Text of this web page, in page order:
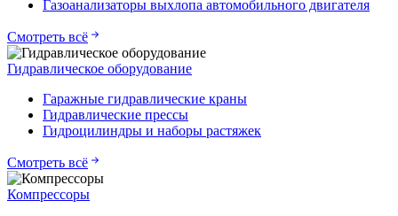
Газоанализаторы выхлопа автомобильного двигателя
Смотреть всё
Гидравлическое оборудование
Гаражные гидравлические краны
Гидравлические прессы
Гидроцилиндры и наборы растяжек
Смотреть всё
Компрессоры